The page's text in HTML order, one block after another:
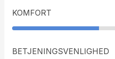
KOMFORT
BETJENINGSVENLIGHED